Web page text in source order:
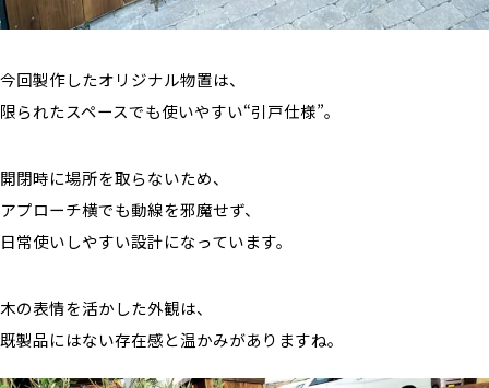
今回製作したオリジナル物置は、
限られたスペースでも使いやすい“引戸仕様”。
開閉時に場所を取らないため、
アプローチ横でも動線を邪魔せず、
日常使いしやすい設計になっています。
木の表情を活かした外観は、
既製品にはない存在感と温かみがありますね。